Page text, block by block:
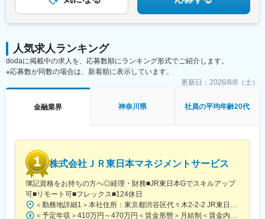
裾野駅、御殿場駅、菊川駅(静岡県)、大場駅、三島広小路駅、北鉄
金沢駅、西金沢駅、松任駅、野々市工大前駅、小松駅、新潟駅、
亀田駅、白山駅(新潟県)、新津駅、燕三条駅、東三条駅、長野駅、
駅、福井城址大名町駅、水居駅、丸岡駅、岐阜駅、高山駅、名鉄
岐阜駅、大垣駅、津駅、近鉄四日市駅、津新町駅、鈴鹿市駅、播
磨駅、草津駅(滋賀県)、大津駅、南草津駅、彦根駅、長浜駅、西梅
田駅、布施駅、堺市駅、ハーバーランド駅、三ノ宮駅、西宮駅(Ｊ
Ｒ線)、手柄駅、姫路駅、奈良駅、近鉄奈良駅、大和西大寺駅、大
和八木駅、和歌山駅、和歌山市駅、米子駅、後藤駅、弓ケ浜駅、
鳥取駅、松江駅、出雲市駅、岡山駅、広島駅、山口駅(山口県)、下
県)、行橋駅、南行橋駅、長崎駅(長崎県)、長崎駅前駅、大分駅、
賀来駅、西大分駅、熊本駅、宮崎駅、南宮崎駅、都城駅、鹿児島
駅、那覇空港駅(鉄道)、おもろまち駅、本厚木駅、高島町駅、栄駅
(愛知県)、大阪梅田駅(阪神線)、西鉄福岡駅、旭橋駅、明治神宮前
駅、新宿駅(東京メトロ)、新宿御苑前駅、要町駅、吉祥寺駅、京王
八王子駅、立川駅、平沼橋駅、川崎駅、海老名駅(相鉄・小田急)、
人気求人ランキング
dodaに掲載中の求人を、応募数順にランキング形式でご紹介します。
※応募数が同数の場合は、新着順に表示しています。
更新日： 2026/8/8（土）
金融業界 神奈川県 社員の平均年齢20代
株式会社ＪＲ東日本マネジメントサービス
簿記資格をお持ちの方へ◎経理・財務■JR東日本Gでスキルアップ
可■リモート可■フレックス■124休日